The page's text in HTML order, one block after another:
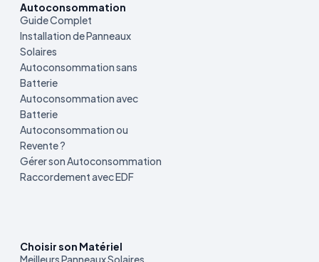
Autoconsommation
Guide Complet
Installation de Panneaux
Solaires
Autoconsommation sans
Batterie
Autoconsommation avec
Batterie
Autoconsommation ou
Revente ?
Gérer son Autoconsommation
Raccordement avec EDF
Choisir son Matériel
Meilleurs Panneaux Solaires